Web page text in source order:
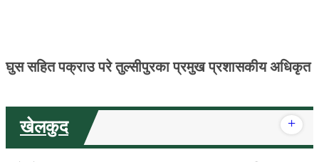
घुस सहित पक्राउ परे तुल्सीपुरका प्रमुख प्रशासकीय अधिकृत
खेलकुद +